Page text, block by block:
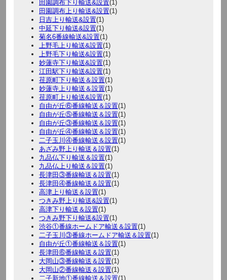
田園調布下り輸送&設置(1)
田園調布上り輸送&設置(1)
日吉上り輸送&設置(1)
中延下り輸送&設置(1)
菊名6番線輸送&設置(1)
上野毛上り輸送&設置(1)
上野毛下り輸送&設置(1)
妙蓮寺下り輸送&設置(1)
江田駅下り輸送&設置(1)
荏原町下り輸送＆設置(1)
妙蓮寺上り輸送＆設置(1)
荏原町上り輸送&設置(1)
自由が丘⑥番線輸送＆設置(1)
自由が丘⑤番線輸送＆設置(1)
自由が丘③番線輸送＆設置(1)
自由が丘④番線輸送＆設置(1)
二子玉川④番線輸送＆設置(1)
あざみ野上り輸送＆設置(1)
九品仏下り輸送＆設置(1)
九品仏上り輸送＆設置(1)
長津田③番線輸送＆設置(1)
長津田④番線輸送＆設置(1)
高津上り輸送＆設置(1)
つきみ野上り輸送&設置(1)
高津下り輸送＆設置(1)
つきみ野下り輸送&設置(1)
渋谷①番線ホームドア輸送＆設置(1)
二子玉川③番線ホームドア輸送＆設置(1)
自由が丘①番線輸送＆設置(1)
長津田⑥番線輸送＆設置(1)
大岡山③番線輸送＆設置(1)
大岡山②番線輸送＆設置(1)
二子新地①番線輸送＆設置(1)